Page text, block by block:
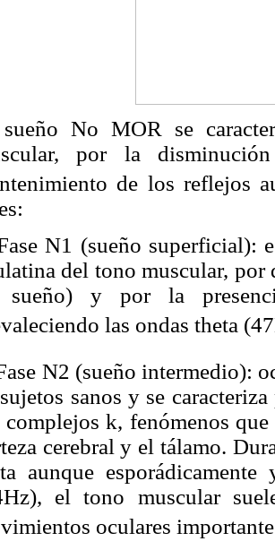
No MOR se
por la
de los reflejos
N1 (sueño superficial):
del tono muscular,
sueño) y por la
las ondas theta
N2 (sueño intermedio):
sanos y se
k, fenómenos
cerebral y el tálamo.
aunque
el tono muscular
oculares